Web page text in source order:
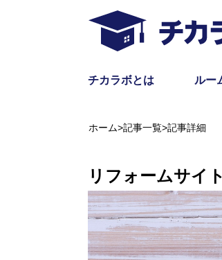
チカラボとは ルー
ホーム>記事一覧>記事詳細
リフォームサイ